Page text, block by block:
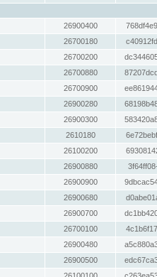
26900400
26700180
26700200
26700880
26700900
26900280
26900300
2610180
26100200
26900880
26900900
26900680
26900700
26700100
26900480
26900500